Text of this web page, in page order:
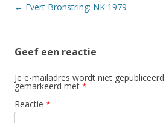
Berichtnavigatie
← Evert Bronstring: NK 1979
Geef een reactie
Je e-mailadres wordt niet gepubliceerd.
gemarkeerd met *
Reactie *